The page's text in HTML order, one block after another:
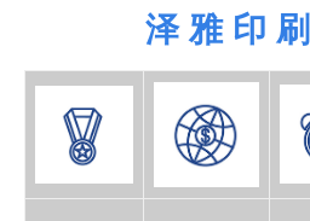
泽 雅 印